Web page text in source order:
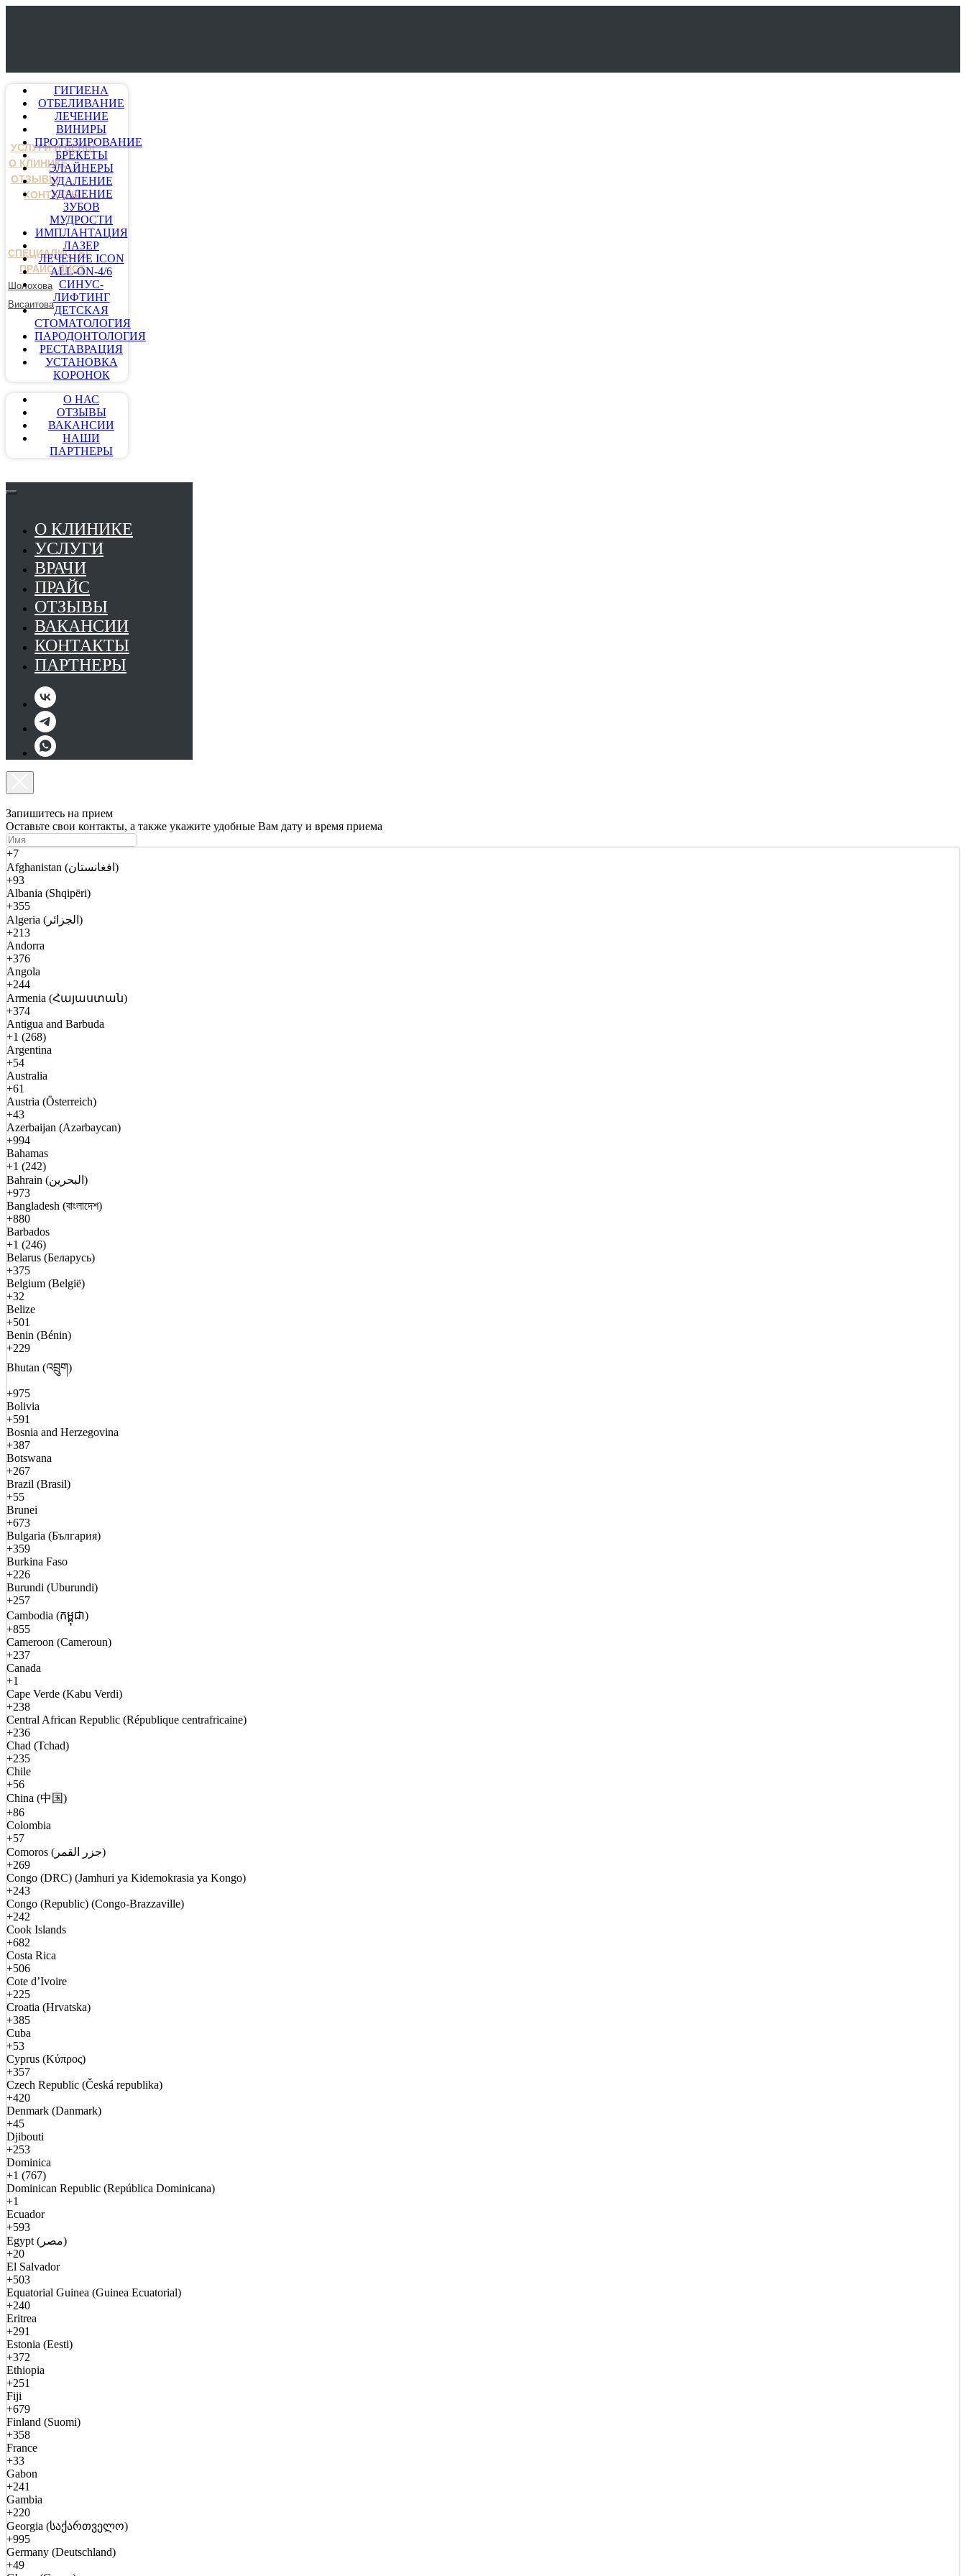
УСЛУГИ И ЦЕНЫ
О КЛИНИКЕ
ОТЗЫВЫ
КОНТАКТЫ
СПЕЦИАЛИСТЫ
ПРАЙС-ЛИСТ
Шолохова
Висаитова
ГИГИЕНА
ОТБЕЛИВАНИЕ
ЛЕЧЕНИЕ
ВИНИРЫ
ПРОТЕЗИРОВАНИЕ
БРЕКЕТЫ
ЭЛАЙНЕРЫ
УДАЛЕНИЕ
УДАЛЕНИЕ
ЗУБОВ
МУДРОСТИ
ИМПЛАНТАЦИЯ
ЛАЗЕР
ЛЕЧЕНИЕ ICON
ALL-ON-4/6
СИНУС-
ЛИФТИНГ
ДЕТСКАЯ
СТОМАТОЛОГИЯ
ПАРОДОНТОЛОГИЯ
РЕСТАВРАЦИЯ
УСТАНОВКА
КОРОНОК
О НАС
ОТЗЫВЫ
ВАКАНСИИ
НАШИ
ПАРТНЕРЫ
О КЛИНИКЕ
УСЛУГИ
ВРАЧИ
ПРАЙС
ОТЗЫВЫ
ВАКАНСИИ
КОНТАКТЫ
ПАРТНЕРЫ
Запишитесь на прием
Оставьте свои контакты, а также укажите удобные Вам дату и время приема
+7
Afghanistan (افغانستان)
+93
Albania (Shqipëri)
+355
Algeria (الجزائر)
+213
Andorra
+376
Angola
+244
Armenia (Հայաստան)
+374
Antigua and Barbuda
+1 (268)
Argentina
+54
Australia
+61
Austria (Österreich)
+43
Azerbaijan (Azərbaycan)
+994
Bahamas
+1 (242)
Bahrain (البحرين)
+973
Bangladesh (বাংলাদেশ)
+880
Barbados
+1 (246)
Belarus (Беларусь)
+375
Belgium (België)
+32
Belize
+501
Benin (Bénin)
+229
Bhutan (འབྲུག)
+975
Bolivia
+591
Bosnia and Herzegovina
+387
Botswana
+267
Brazil (Brasil)
+55
Brunei
+673
Bulgaria (България)
+359
Burkina Faso
+226
Burundi (Uburundi)
+257
Cambodia (កម្ពុជា)
+855
Cameroon (Cameroun)
+237
Canada
+1
Cape Verde (Kabu Verdi)
+238
Central African Republic (République centrafricaine)
+236
Chad (Tchad)
+235
Chile
+56
China (中国)
+86
Colombia
+57
Comoros (جزر القمر)
+269
Congo (DRC) (Jamhuri ya Kidemokrasia ya Kongo)
+243
Congo (Republic) (Congo-Brazzaville)
+242
Cook Islands
+682
Costa Rica
+506
Cote d’Ivoire
+225
Croatia (Hrvatska)
+385
Cuba
+53
Cyprus (Κύπρος)
+357
Czech Republic (Česká republika)
+420
Denmark (Danmark)
+45
Djibouti
+253
Dominica
+1 (767)
Dominican Republic (República Dominicana)
+1
Ecuador
+593
Egypt (مصر)
+20
El Salvador
+503
Equatorial Guinea (Guinea Ecuatorial)
+240
Eritrea
+291
Estonia (Eesti)
+372
Ethiopia
+251
Fiji
+679
Finland (Suomi)
+358
France
+33
Gabon
+241
Gambia
+220
Georgia (საქართველო)
+995
Germany (Deutschland)
+49